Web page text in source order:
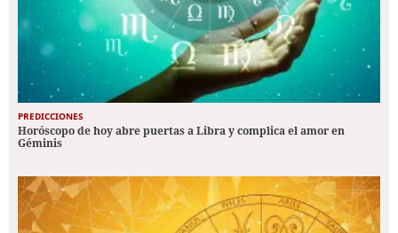
PREDICCIONES
Horóscopo de hoy abre puertas a Libra y complica el amor en
Géminis